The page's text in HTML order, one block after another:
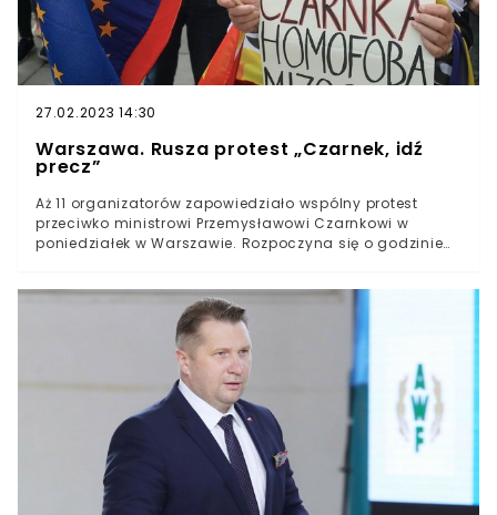
27.02.2023 14:30
Warszawa. Rusza protest „Czarnek, idź
precz”
Aż 11 organizatorów zapowiedziało wspólny protest
przeciwko ministrowi Przemysławowi Czarnkowi w
poniedziałek w Warszawie. Rozpoczyna się o godzinie
podporządkowujące je upolitycznionym
kuratorom”.Mieszkańcy Warszawy muszą przygotować
się na utrudnienia związane z protestem przeciwko
Przemysławowi Czarnkowi. Planowana na godzinę 18
demonstracja zgromadzi ogromną liczbę osób.Do
organizacji wydarzenia „Czarnek, idź precz” włączyło się
aż 11 ruchów. Na Facebooku swoje zainteresowanie
zadeklarowało niemal 5 tys. osób.